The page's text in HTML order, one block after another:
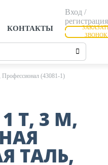
КОНТАКТЫ
Вход /
регистрация
ЗВОНОК
(43081-1)
Т, 3 М,
ТАЛЬ,